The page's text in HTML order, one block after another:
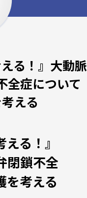
る！』大動脈
全症について
える
る！』
閉鎖不全
を考える